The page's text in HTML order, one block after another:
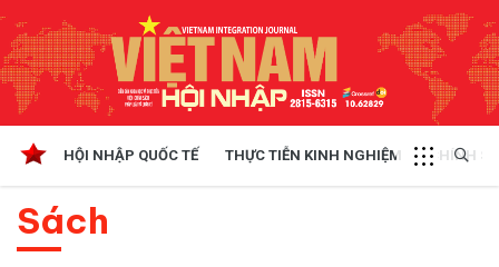
HỘI NHẬP QUỐC TẾ THỰC TIỄN KINH NGHIỆM CHÍNH
Sách